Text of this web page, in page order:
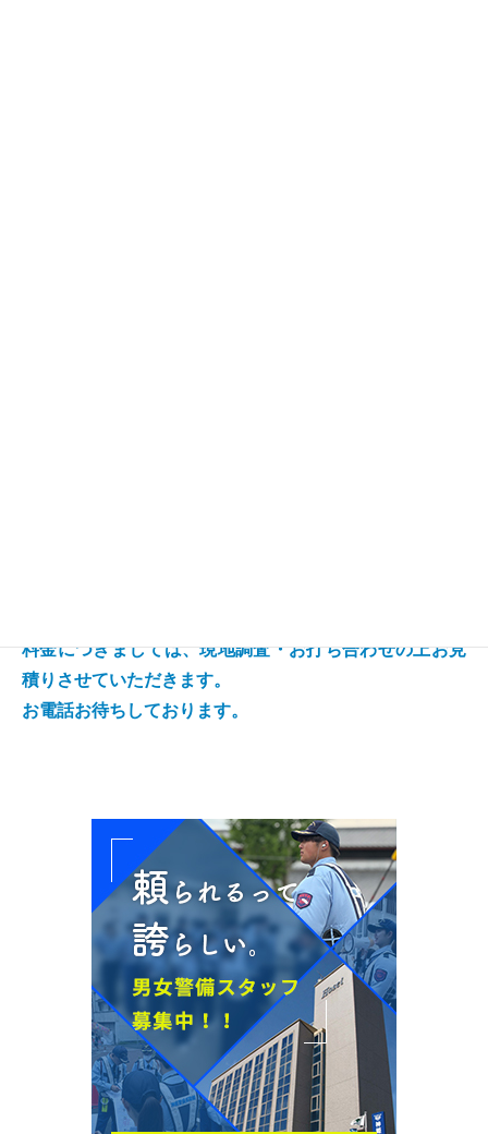
料金につきましては、現地調査・お打ち合わせの上お見
積りさせていただきます。
お電話お待ちしております。